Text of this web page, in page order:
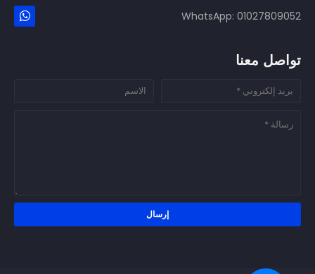
WhatsApp: 01027809052
تواصل معنا